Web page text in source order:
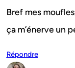
Bref mes
ça m’énerve un
Répondre